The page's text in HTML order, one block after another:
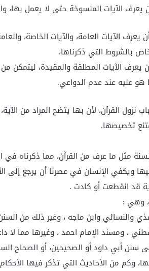
الآيات المنسوخة حتى لا يعمل بها،
الآيات العامة، والآيات الخاصة،
بالشروط التي ذكرناها.
يعرف الآيات المطلقة والمقيدة، ليتمكن
هو عليه عند عدم الدواعي.
نزول القرآن، لأن بها يتضح المراد من
تخصيصها.
مثل ما عرف من القرآن، مما ذكرناه
ويكفي الإنسان في عصرنا أن يرجع إلى
قد انقطعت أو كادت .
، وهي :
والنسائي وابن ماجه ، وغير ذلك من
، ومسند الإمام احمد ، وغيرها مما لا
سنن أبي داود أو الصحيحين، أو الصحاح
وكم من الأحاديث التي تذكر فيها